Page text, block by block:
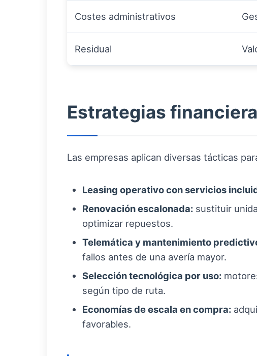
Costes administrativos
Residual
Estrategias
Las empresas aplican diversas tácticas
Leasing operativo con servicios
Renovación escalonada: sustituir
optimizar repuestos.
Telemática y mantenimiento
fallos antes de una avería mayor.
Selección tecnológica por uso:
según tipo de ruta.
Economías de escala en compra:
favorables.